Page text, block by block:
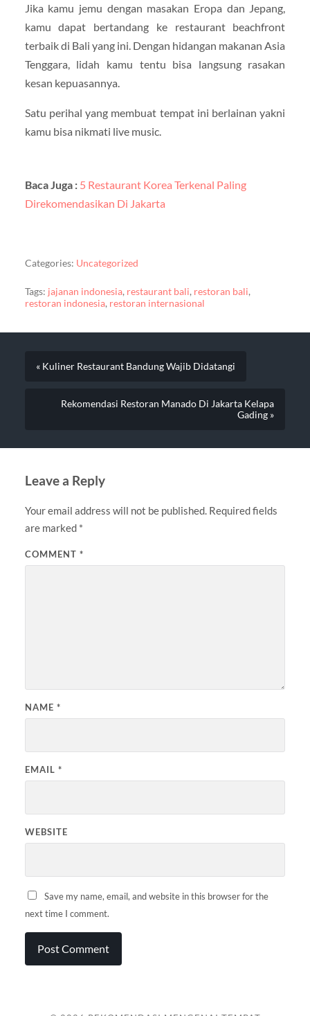
Jika kamu jemu dengan masakan Eropa dan Jepang,
kamu dapat bertandang ke restaurant beachfront
terbaik di Bali yang ini. Dengan hidangan makanan Asia
Tenggara, lidah kamu tentu bisa langsung rasakan
kesan kepuasannya.
Satu perihal yang membuat tempat ini berlainan yakni
kamu bisa nikmati live music.
Baca Juga : 5 Restaurant Korea Terkenal Paling
Direkomendasikan Di Jakarta
Categories: Uncategorized
Tags: jajanan indonesia, restaurant bali, restoran bali,
restoran indonesia, restoran internasional
« Kuliner Restaurant Bandung Wajib Didatangi
Rekomendasi Restoran Manado Di Jakarta Kelapa
Gading »
Leave a Reply
Your email address will not be published. Required fields
are marked *
COMMENT *
NAME *
EMAIL *
WEBSITE
Save my name, email, and website in this browser for the
next time I comment.